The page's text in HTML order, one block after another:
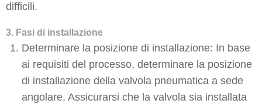
difficili.
3. Fasi di installazione
Determinare la posizione di installazione: In base
ai requisiti del processo, determinare la posizione
di installazione della valvola pneumatica a sede
angolare. Assicurarsi che la valvola sia installata